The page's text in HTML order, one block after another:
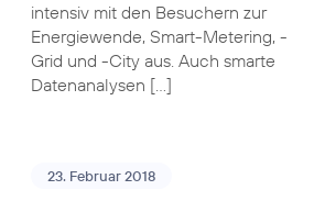
intensiv mit den Besuchern zur
Energiewende, Smart-Metering, -
Grid und -City aus. Auch smarte
Datenanalysen […]
23. Februar 2018